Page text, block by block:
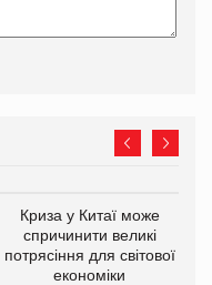
Криза у Китаї може
спричинити великі
потрясіння для світової
економіки